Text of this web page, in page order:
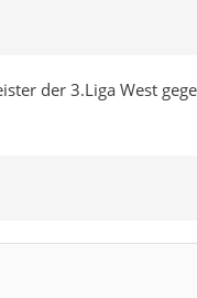
der 3.Liga West